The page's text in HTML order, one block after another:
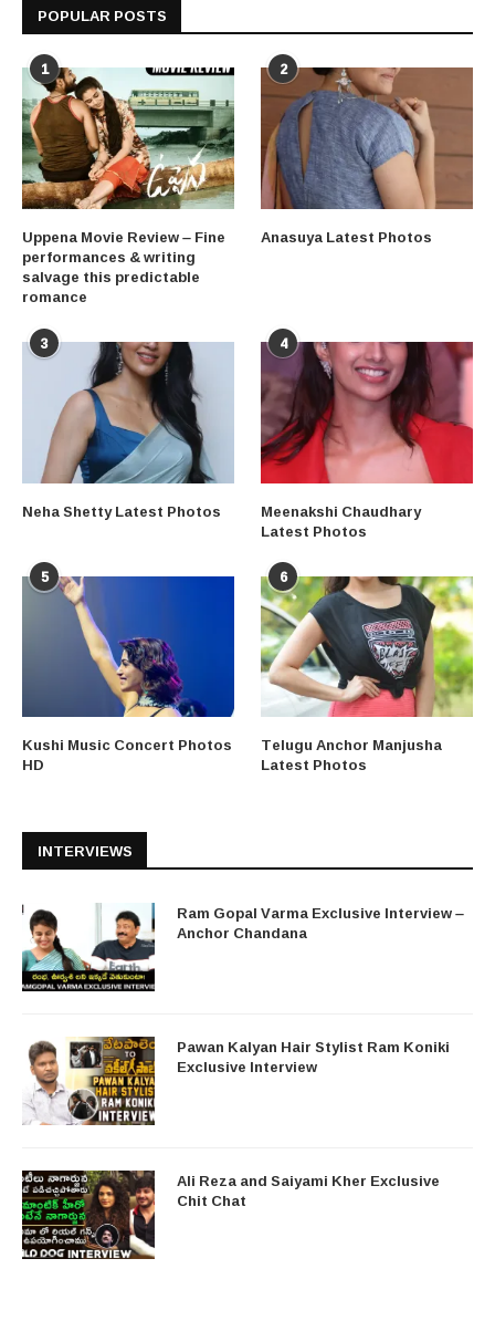
POPULAR POSTS
1
Uppena Movie Review – Fine
performances & writing
salvage this predictable
romance
2
Anasuya Latest Photos
3
Neha Shetty Latest Photos
4
Meenakshi Chaudhary
Latest Photos
5
Kushi Music Concert Photos
HD
6
Telugu Anchor Manjusha
Latest Photos
INTERVIEWS
Ram Gopal Varma Exclusive Interview –
Anchor Chandana
Pawan Kalyan Hair Stylist Ram Koniki
Exclusive Interview
Ali Reza and Saiyami Kher Exclusive
Chit Chat